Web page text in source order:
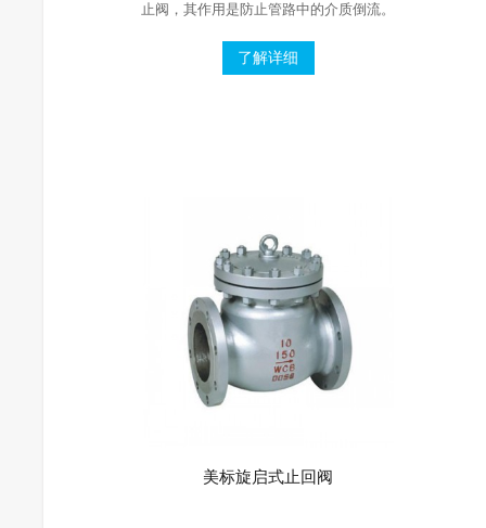
止阀，其作用是防止管路中的介质倒流。
了解详细
美标旋启式止回阀